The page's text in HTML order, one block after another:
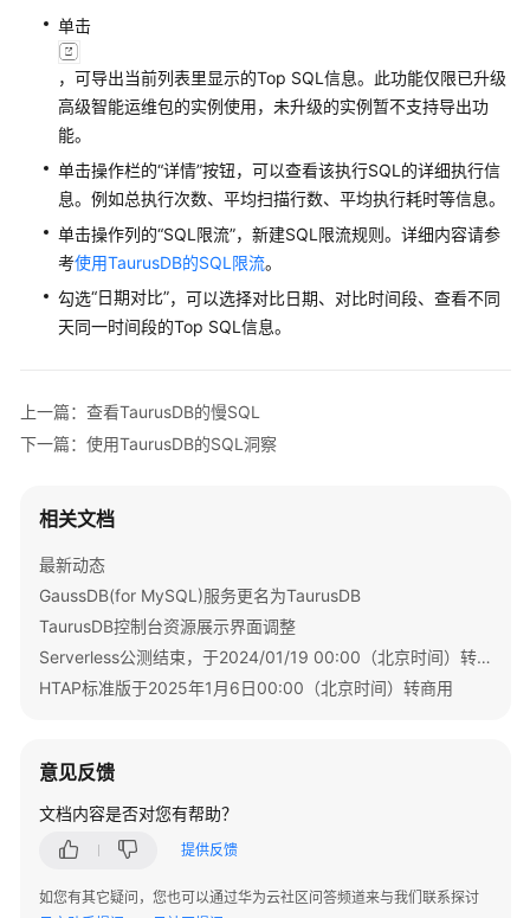
连
接
实
例
使
用
数
据
库
数
移
管
版
本
升
级
据
份
据
单击
，可导出当前列表里显示的Top SQL信息。此功能仅限已升级
高级智能运维包的实例使用，未升级的实例暂不支持导出功
能。
单击操作栏的“详情”按钮，可以查看该执行SQL的详细执行信
息。例如总执行次数、平均扫描行数、平均执行耗时等信息。
单击操作列的“SQL限流”，新建SQL限流规则。详细内容请参
考使用TaurusDB的SQL限流。
勾选“日期对比”，可以选择对比日期、对比时间段、查看不同
天同一时间段的Top SQL信息。
上一篇：查看TaurusDB的慢SQL
下一篇：使用TaurusDB的SQL洞察
相关文档
最新动态
GaussDB(for MySQL)服务更名为TaurusDB
TaurusDB控制台资源展示界面调整
Serverless公测结束，于2024/01/19 00:00（北京时间）转商用
HTAP标准版于2025年1月6日00:00（北京时间）转商用
意见反馈
文档内容是否对您有帮助？
提供反馈
如您有其它疑问，您也可以通过华为云社区问答频道来与我们联系探讨